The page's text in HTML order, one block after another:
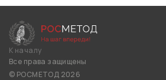
К началу
Все права защищены
© РОСМЕТОД 2026